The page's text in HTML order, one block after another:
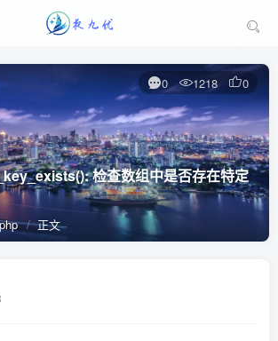
检查数组中是否存在特定
php 正文
0 1218 0